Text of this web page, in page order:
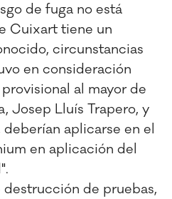
de fuga no está
Cuixart tiene un
circunstancias
en consideración
al mayor de
Josep Lluís Trapero, y
aplicarse en el
en aplicación del
de pruebas,